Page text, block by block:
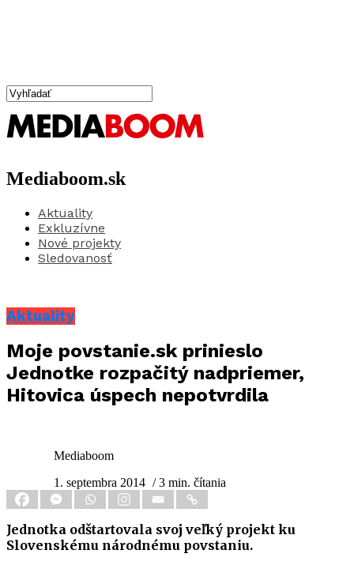
Mediaboom.sk
Aktuality
Exkluzívne
Nové projekty
Sledovanosť
Aktuality
Moje povstanie.sk prinieslo
Jednotke rozpačitý nadpriemer,
Hitovica úspech nepotvrdila
Mediaboom
1. septembra 2014 / 3 min. čítania
Jednotka odštartovala svoj veľký projekt ku
Slovenskému národnému povstaniu.